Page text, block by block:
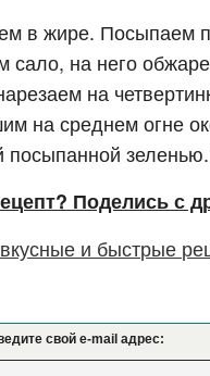
в жире. Посыпаем
на него
на
на среднем огне
Поделись с
и быстрые
свой e-mail адрес: